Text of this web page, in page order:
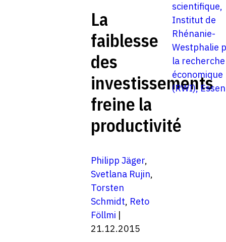
La
faiblesse
des
investissements
freine la
productivité
Philipp Jäger,
Svetlana Rujin,
Torsten
Schmidt, Reto
Föllmi |
21.12.2015
scientifique,
Institut de
Rhénanie-
Westphalie
la recherche
économique
(RWI), Essen